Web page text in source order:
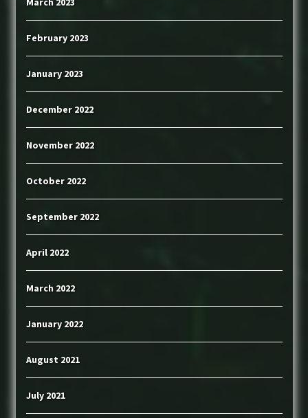
February 2023
January 2023
December 2022
November 2022
October 2022
September 2022
April 2022
March 2022
January 2022
August 2021
July 2021